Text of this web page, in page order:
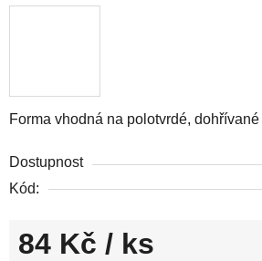
Forma vhodná na polotvrdé,
Dostupnost
Kód:
84 Kč / ks